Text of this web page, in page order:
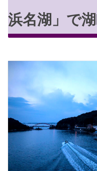
浜名湖」で